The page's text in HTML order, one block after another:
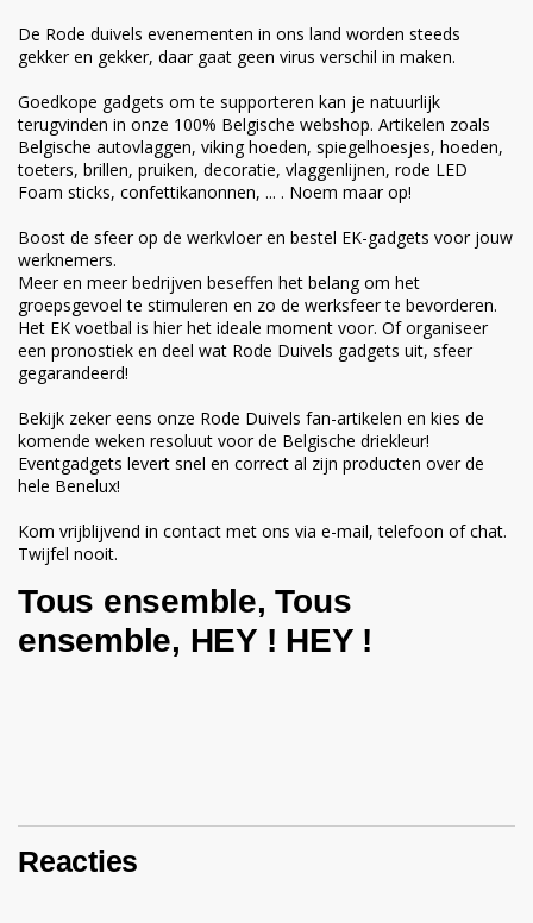
De Rode duivels evenementen in ons land worden steeds
gekker en gekker, daar gaat geen virus verschil in maken.
Goedkope gadgets om te supporteren kan je natuurlijk
terugvinden in onze 100% Belgische webshop. Artikelen zoals
Belgische autovlaggen, viking hoeden, spiegelhoesjes, hoeden,
toeters, brillen, pruiken, decoratie, vlaggenlijnen, rode LED
Foam sticks, confettikanonnen, ... . Noem maar op!
Boost de sfeer op de werkvloer en bestel EK-gadgets voor jouw
werknemers.
Meer en meer bedrijven beseffen het belang om het
groepsgevoel te stimuleren en zo de werksfeer te bevorderen.
Het EK voetbal is hier het ideale moment voor. Of organiseer
een pronostiek en deel wat Rode Duivels gadgets uit, sfeer
gegarandeerd!
Bekijk zeker eens onze Rode Duivels fan-artikelen en kies de
komende weken resoluut voor de Belgische driekleur!
Eventgadgets levert snel en correct al zijn producten over de
hele Benelux!
Kom vrijblijvend in contact met ons via e-mail, telefoon of chat.
Twijfel nooit.
Tous ensemble, Tous
ensemble, HEY ! HEY !
Reacties